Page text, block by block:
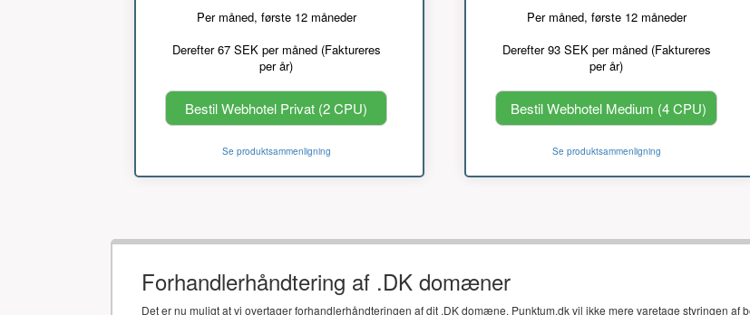
Per måned, første 12 måneder
Derefter 67 SEK per måned (Faktureres
per år)
Bestil Webhotel Privat (2 CPU)
Se produktsammenligning
Per måned, første 12 måneder
Derefter 93 SEK per måned (Faktureres
per år)
Bestil Webhotel Medium (4 CPU)
Se produktsammenligning
Forhandlerhåndtering af .DK domæner
Det er nu muligt at vi overtager forhandlerhåndteringen af dit .DK domæne. Punktum.dk vil ikke mere varetage styringen af